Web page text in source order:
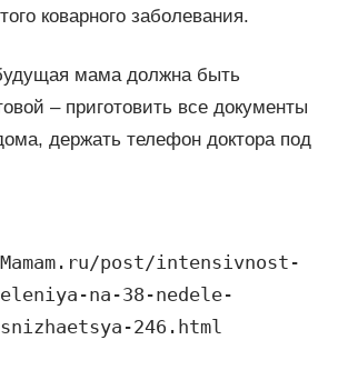
коварного заболевания.
мама должна быть
– приготовить все документы
держать телефон доктора под
post/intensivnost-
na-38-nedele-
246.html